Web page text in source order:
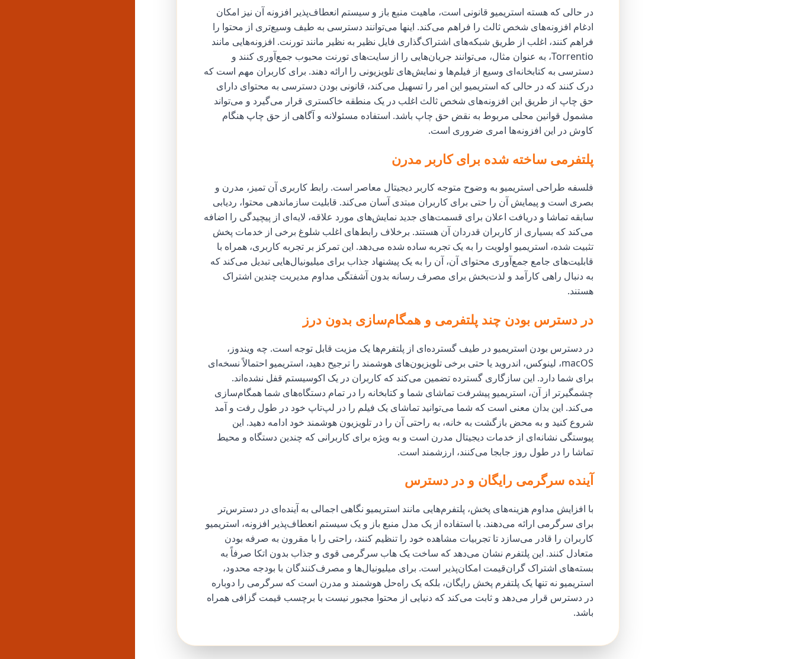
در حالی که هسته استریمیو قانونی است، ماهیت منبع باز و سیستم انعطاف‌پذیر افزونه آن نیز امکان
ادغام افزونه‌های شخص ثالث را فراهم می‌کند. اینها می‌توانند دسترسی به طیف وسیع‌تری از محتوا را
فراهم کنند، اغلب از طریق شبکه‌های اشتراک‌گذاری فایل نظیر به نظیر مانند تورنت. افزونه‌هایی مانند
Torrentio، به عنوان مثال، می‌توانند جریان‌هایی را از سایت‌های تورنت محبوب جمع‌آوری کنند و
دسترسی به کتابخانه‌ای وسیع از فیلم‌ها و نمایش‌های تلویزیونی را ارائه دهند. برای کاربران مهم است که
درک کنند که در حالی که استریمیو این امر را تسهیل می‌کند، قانونی بودن دسترسی به محتوای دارای
حق چاپ از طریق این افزونه‌های شخص ثالث اغلب در یک منطقه خاکستری قرار می‌گیرد و می‌تواند
مشمول قوانین محلی مربوط به نقض حق چاپ باشد. استفاده مسئولانه و آگاهی از حق چاپ هنگام
کاوش در این افزونه‌ها امری ضروری است.
پلتفرمی ساخته شده برای کاربر مدرن
فلسفه طراحی استریمیو به وضوح متوجه کاربر دیجیتال معاصر است. رابط کاربری آن تمیز، مدرن و
بصری است و پیمایش آن را حتی برای کاربران مبتدی آسان می‌کند. قابلیت سازماندهی محتوا، ردیابی
سابقه تماشا و دریافت اعلان برای قسمت‌های جدید نمایش‌های مورد علاقه، لایه‌ای از پیچیدگی را اضافه
می‌کند که بسیاری از کاربران قدردان آن هستند. برخلاف رابط‌های اغلب شلوغ برخی از خدمات پخش
تثبیت شده، استریمیو اولویت را به یک تجربه ساده شده می‌دهد. این تمرکز بر تجربه کاربری، همراه با
قابلیت‌های جامع جمع‌آوری محتوای آن، آن را به یک پیشنهاد جذاب برای میلیونیال‌هایی تبدیل می‌کند که
به دنبال راهی کارآمد و لذت‌بخش برای مصرف رسانه بدون آشفتگی مداوم مدیریت چندین اشتراک
هستند.
در دسترس بودن چند پلتفرمی و همگام‌سازی بدون درز
در دسترس بودن استریمیو در طیف گسترده‌ای از پلتفرم‌ها یک مزیت قابل توجه است. چه ویندوز،
macOS، لینوکس، اندروید یا حتی برخی تلویزیون‌های هوشمند را ترجیح دهید، استریمیو احتمالاً نسخه‌ای
برای شما دارد. این سازگاری گسترده تضمین می‌کند که کاربران در یک اکوسیستم قفل نشده‌اند.
چشمگیرتر از آن، استریمیو پیشرفت تماشای شما و کتابخانه را در تمام دستگاه‌های شما همگام‌سازی
می‌کند. این بدان معنی است که شما می‌توانید تماشای یک فیلم را در لپ‌تاپ خود در طول رفت و آمد
شروع کنید و به محض بازگشت به خانه، به راحتی آن را در تلویزیون هوشمند خود ادامه دهید. این
پیوستگی نشانه‌ای از خدمات دیجیتال مدرن است و به ویژه برای کاربرانی که چندین دستگاه و محیط
تماشا را در طول روز جابجا می‌کنند، ارزشمند است.
آینده سرگرمی رایگان و در دسترس
با افزایش مداوم هزینه‌های پخش، پلتفرم‌هایی مانند استریمیو نگاهی اجمالی به آینده‌ای در دسترس‌تر
برای سرگرمی ارائه می‌دهند. با استفاده از یک مدل منبع باز و یک سیستم انعطاف‌پذیر افزونه، استریمیو
کاربران را قادر می‌سازد تا تجربیات مشاهده خود را تنظیم کنند، راحتی را با مقرون به صرفه بودن
متعادل کنند. این پلتفرم نشان می‌دهد که ساخت یک هاب سرگرمی قوی و جذاب بدون اتکا صرفاً به
بسته‌های اشتراک گران‌قیمت امکان‌پذیر است. برای میلیونیال‌ها و مصرف‌کنندگان با بودجه محدود،
استریمیو نه تنها یک پلتفرم پخش رایگان، بلکه یک راه‌حل هوشمند و مدرن است که سرگرمی را دوباره
در دسترس قرار می‌دهد و ثابت می‌کند که دنیایی از محتوا مجبور نیست با برچسب قیمت گزافی همراه
باشد.